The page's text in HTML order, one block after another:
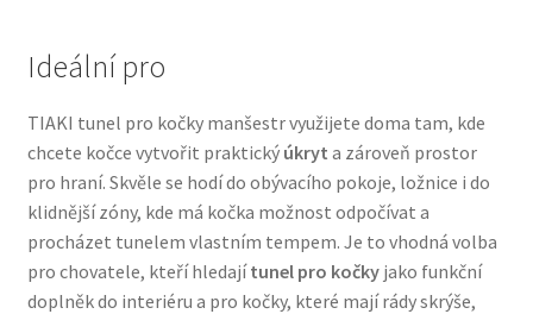
Veterinární dieta pro psy
Vodítka a obojky
Wolf of Wilderness
Ideální pro
TIAKI tunel pro kočky manšestr využijete doma tam, kde
chcete kočce vytvořit praktický úkryt a zároveň prostor
pro hraní. Skvěle se hodí do obývacího pokoje, ložnice i do
klidnější zóny, kde má kočka možnost odpočívat a
procházet tunelem vlastním tempem. Je to vhodná volba
pro chovatele, kteří hledajítunel pro kočkyjako funkční
doplněk do interiéru a pro kočky, které mají rády skrýše,